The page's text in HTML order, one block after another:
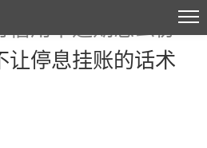
用卡逾期怎么协
让停息挂账的话术